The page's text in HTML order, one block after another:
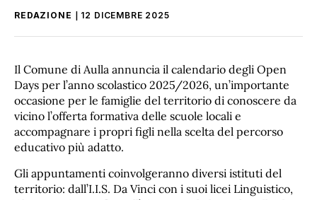
REDAZIONE 12 DICEMBRE 2025
Il Comune di Aulla annuncia il calendario degli Open
Days per l’anno scolastico 2025/2026, un’importante
occasione per le famiglie del territorio di conoscere da
vicino l’offerta formativa delle scuole locali e
accompagnare i propri figli nella scelta del percorso
educativo più adatto.
Gli appuntamenti coinvolgeranno diversi istituti del
territorio: dall’I.I.S. Da Vinci con i suoi licei Linguistico,